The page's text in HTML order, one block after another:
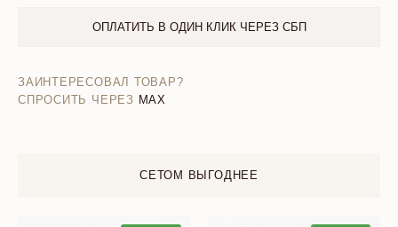
ОПЛАТИТЬ В ОДИН КЛИК ЧЕРЕЗ СБП
ЗАИНТЕРЕСОВАЛ ТОВАР?
СПРОСИТЬ ЧЕРЕЗ MAX
СЕТОМ ВЫГОДНЕЕ